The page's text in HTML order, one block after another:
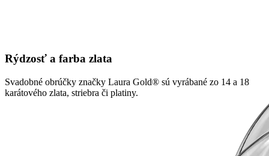
Rýdzosť a farba zlata
Svadobné obrúčky značky Laura Gold® sú vyrábané zo 14 a 18
karátového zlata, striebra či platiny.